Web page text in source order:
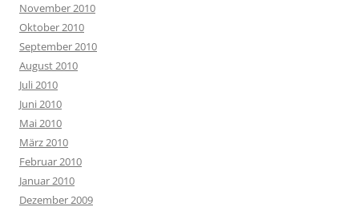
November 2010
Oktober 2010
September 2010
August 2010
Juli 2010
Juni 2010
Mai 2010
März 2010
Februar 2010
Januar 2010
Dezember 2009